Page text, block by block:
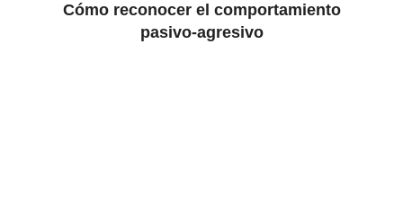
Cómo reconocer el comportamiento
pasivo-agresivo